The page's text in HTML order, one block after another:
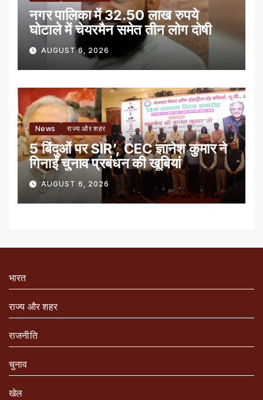
नगर पालिका में 32.50 लाख रुपये
घोटाले में चेयरमैन समेत तीन लोग दोषी
AUGUST 6, 2026
News राज्य और शहर
5 बिंदुओं पर SIR’, CEC ज्ञानेश कुमार ने
गिनाईं चुनाव प्रबंधन की खूबियां
AUGUST 6, 2026
भारत
राज्य और शहर
राजनीति
चुनाव
खेल